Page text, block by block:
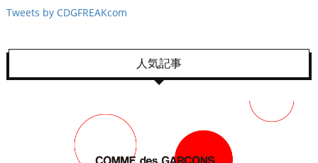
Tweets by CDGFREAKcom
人気記事